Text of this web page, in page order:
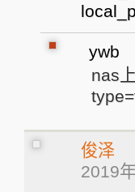
ywb
nas
俊泽
2019